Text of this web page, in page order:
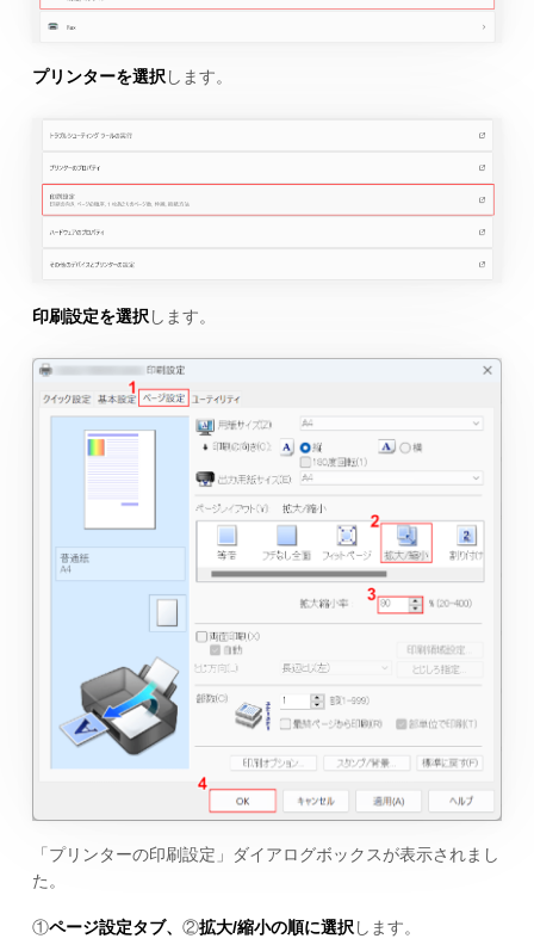
プリンターを選択します。
印刷設定を選択 します。
「プリンターの印刷設定」ダイアログボックスが表示されまし
た。
①ページ設定タブ、 ②拡大/縮小の順に選択 します。